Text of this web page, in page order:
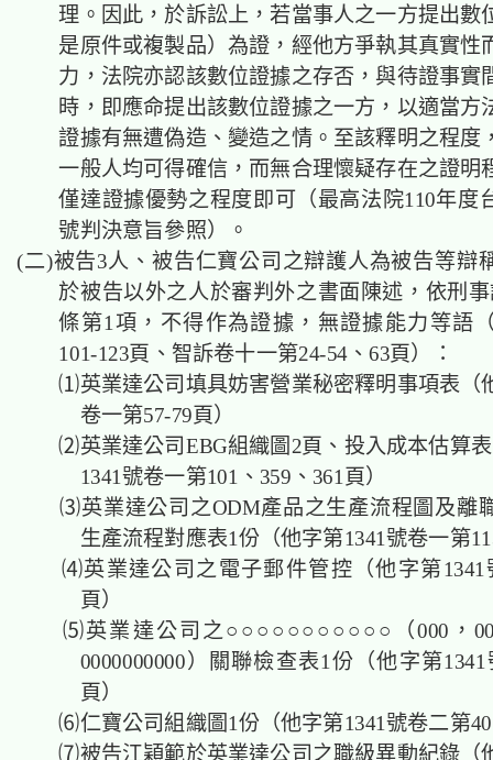
理。因此，於訴訟上，若當事人之一方提出數
是原件或複製品）為證，經他方爭執其真實性
力，法院亦認該數位證據之存否，與待證事實
時，即應命提出該數位證據之一方，以適當方
證據有無遭偽造、變造之情。至該釋明之程度
一般人均可得確信，而無合理懷疑存在之證明
僅達證據優勢之程度即可（最高法院110年度
號判決意旨參照）。
(二)被告3人、被告仁寶公司之辯護人為被告等辯
於被告以外之人於審判外之書面陳述，依刑
條第1項，不得作為證據，無證據能力等語
101-123頁、智訴卷十一第24-54、63頁）：
⑴英業達公司填具妨害營業秘密釋明事項表（
卷一第57-79頁）
⑵英業達公司EBG組織圖2頁、投入成本估算表
1341號卷一第101、359、361頁）
⑶英業達公司之ODM產品之生產流程圖及離
生產流程對應表1份（他字第1341號卷一第
⑷英業達公司之電子郵件管控（他字第1341
頁）
⑸英業達公司之○○○○○○○○○○○（000，
0000000000）關聯檢查表1份（他字第
頁）
⑹仁寶公司組織圖1份（他字第1341號卷二第
⑺被告江穎範於英業達公司之職級異動紀錄（